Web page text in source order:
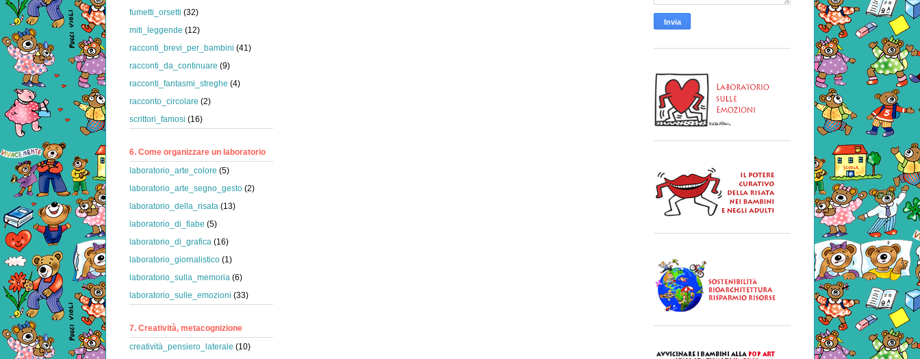
fumetti_orsetti (32)
miti_leggende (12)
racconti_brevi_per_bambini (41)
racconti_da_continuare (9)
racconti_fantasmi_streghe (4)
racconto_circolare (2)
scrittori_famosi (16)
6. Come organizzare un laboratorio
laboratorio_arte_colore (5)
laboratorio_arte_segno_gesto (2)
laboratorio_della_risata (13)
laboratorio_di_fiabe (5)
laboratorio_di_grafica (16)
laboratorio_giornalistico (1)
laboratorio_sulla_memoria (6)
laboratorio_sulle_emozioni (33)
7. Creatività, metacognizione
creatività_pensiero_laterale (10)